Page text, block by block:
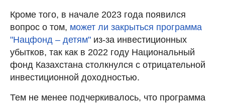
Кроме того, в начале 2023 года появился
вопрос о том, может ли закрыться программа
"Нацфонд – детям" из-за инвестиционных
убытков, так как в 2022 году Национальный
фонд Казахстана столкнулся с отрицательной
инвестиционной доходностью.
Тем не менее подчеркивалось, что программа